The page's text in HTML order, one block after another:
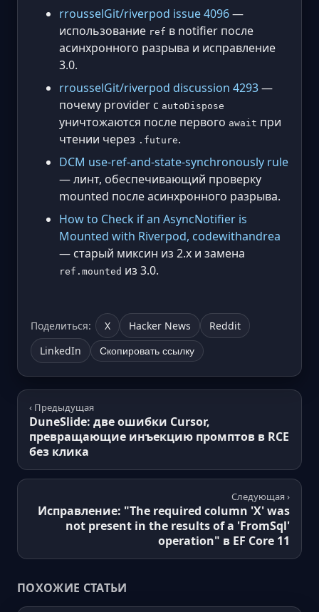
rrousselGit/riverpod issue 4096—
использование ref в notifier после
асинхронного разрыва и исправление
3.0.
rrousselGit/riverpod discussion 4293—
почему provider с autoDispose
уничтожаются после первого await при
чтении через .future.
DCM use-ref-and-state-synchronously rule
— линт, обеспечивающий проверку
mounted после асинхронного разрыва.
How to Check if an AsyncNotifier is
Mounted with Riverpod, codewithandrea
— старый миксин из 2.x и замена
ref.mounted из 3.0.
Поделиться: X Hacker News
Reddit
LinkedIn
Скопировать ссылку
‹ Предыдущая
DuneSlide: две ошибки Cursor,
превращающие инъекцию промптов в RCE
без клика
Следующая ›
Исправление: "The required column 'X' was
not present in the results of a 'FromSql'
operation" в EF Core 11
ПОХОЖИЕ СТАТЬИ